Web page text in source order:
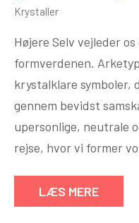
Krystaller
Højere Selv vejleder
formverdenen.
krystalklare symboler,
gennem bevidst
upersonlige, neutrale
rejse, hvor vi former
LÆS MERE